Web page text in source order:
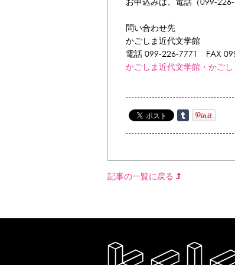
問い合わせ先
かごしま近代文学館
電話 099-226-7771 FAX
かごしま近代文学館・かご
記事の一覧に戻る